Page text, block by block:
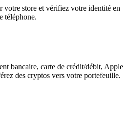
votre store et vérifiez votre identité en
téléphone.
bancaire, carte de crédit/débit, Apple
des cryptos vers votre portefeuille.